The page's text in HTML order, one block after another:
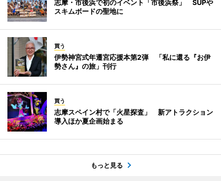
志摩・市後浜で初のイベント「市後浜祭」 SUPや
スキムボードの聖地に
買う
伊勢神宮式年遷宮応援本第2弾 「私に還る『お伊
勢さん』の旅」刊行
買う
志摩スペイン村で「火星探査」 新アトラクション
導入ほか夏企画始まる
もっと見る